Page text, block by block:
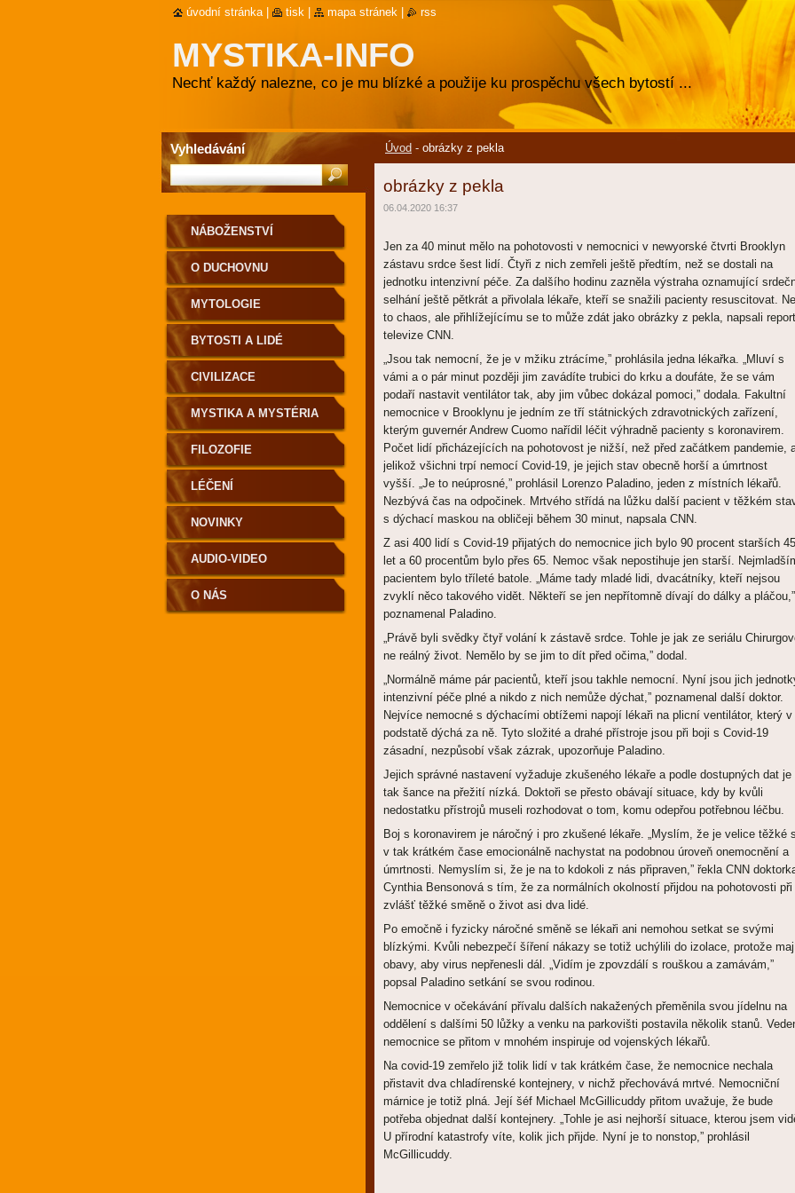
MYSTIKA-INFO
Nechť každý nalezne, co je mu blízké a použije ku prospěchu všech bytostí ...
Úvod - obrázky z pekla
obrázky z pekla
06.04.2020 16:37
Jen za 40 minut mělo na pohotovosti v nemocnici v newyorské čtvrti Brooklyn
zástavu srdce šest lidí. Čtyři z nich zemřeli ještě předtím, než se dostali na
jednotku intenzivní péče. Za dalšího hodinu zazněla výstraha oznamující
selhání ještě pětkrát a přivolala lékaře, kteří se snažili pacienty resuscitovat.
to chaos, ale přihlížejícímu se to může zdát jako obrázky z pekla, napsali
televize CNN.
„Jsou tak nemocní, že je v mžiku ztrácíme,” prohlásila jedna lékařka. „Mluví s
vámi a o pár minut později jim zavádíte trubici do krku a doufáte, že se vám
podaří nastavit ventilátor tak, aby jim vůbec dokázal pomoci,” dodala. Fakultní
nemocnice v Brooklynu je jedním ze tří státnických zdravotnických zařízení,
kterým guvernér Andrew Cuomo nařídil léčit výhradně pacienty s koronavirem.
Počet lidí přicházejících na pohotovost je nižší, než před začátkem pandemie,
jelikož všichni trpí nemocí Covid-19, je jejich stav obecně horší a úmrtnost
vyšší. „Je to neúprosné,” prohlásil Lorenzo Paladino, jeden z místních lékařů.
Nezbývá čas na odpočinek. Mrtvého střídá na lůžku další pacient v těžkém
s dýchací maskou na obličeji během 30 minut, napsala CNN.
Z asi 400 lidí s Covid-19 přijatých do nemocnice jich bylo 90 procent starších 45
let a 60 procentům bylo přes 65. Nemoc však nepostihuje jen starší.
pacientem bylo tříleté batole. „Máme tady mladé lidi, dvacátníky, kteří nejsou
zvyklí něco takového vidět. Někteří se jen nepřítomně dívají do dálky a pláčou,”
poznamenal Paladino.
„Právě byli svědky čtyř volání k zástavě srdce. Tohle je jak ze seriálu
ne reálný život. Nemělo by se jim to dít před očima,” dodal.
„Normálně máme pár pacientů, kteří jsou takhle nemocní. Nyní jsou jich
intenzivní péče plné a nikdo z nich nemůže dýchat,” poznamenal další doktor.
Nejvíce nemocné s dýchacími obtížemi napojí lékaři na plicní ventilátor, který v
podstatě dýchá za ně. Tyto složité a drahé přístroje jsou při boji s Covid-19
zásadní, nezpůsobí však zázrak, upozorňuje Paladino.
Jejich správné nastavení vyžaduje zkušeného lékaře a podle dostupných dat je
tak šance na přežití nízká. Doktoři se přesto obávají situace, kdy by kvůli
nedostatku přístrojů museli rozhodovat o tom, komu odepřou potřebnou léčbu.
Boj s koronavirem je náročný i pro zkušené lékaře. „Myslím, že je velice těžké
v tak krátkém čase emocionálně nachystat na podobnou úroveň onemocnění a
úmrtnosti. Nemyslím si, že je na to kdokoli z nás připraven,” řekla CNN
Cynthia Bensonová s tím, že za normálních okolností přijdou na pohotovosti při
zvlášť těžké směně o život asi dva lidé.
Po emočně i fyzicky náročné směně se lékaři ani nemohou setkat se svými
blízkými. Kvůli nebezpečí šíření nákazy se totiž uchýlili do izolace, protože
obavy, aby virus nepřenesli dál. „Vidím je zpovzdálí s rouškou a zamávám,”
popsal Paladino setkání se svou rodinou.
Nemocnice v očekávání přívalu dalších nakažených přeměnila svou jídelnu na
oddělení s dalšími 50 lůžky a venku na parkovišti postavila několik stanů.
nemocnice se přitom v mnohém inspiruje od vojenských lékařů.
Na covid-19 zemřelo již tolik lidí v tak krátkém čase, že nemocnice nechala
přistavit dva chladírenské kontejnery, v nichž přechovává mrtvé. Nemocniční
márnice je totiž plná. Její šéf Michael McGillicuddy přitom uvažuje, že bude
potřeba objednat další kontejnery. „Tohle je asi nejhorší situace, kterou jsem
U přírodní katastrofy víte, kolik jich přijde. Nyní je to nonstop,” prohlásil
McGillicuddy.
NÁBOŽENSTVÍ
O DUCHOVNU
MYTOLOGIE
BYTOSTI A LIDÉ
CIVILIZACE
MYSTIKA A MYSTÉRIA
FILOZOFIE
LÉČENÍ
NOVINKY
AUDIO-VIDEO
O NÁS
Vyhledávání
úvodní stránka tisk mapa stránek rss